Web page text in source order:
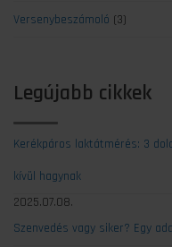
Versenybeszámoló (3)
Legújabb cikkek
Kerékpáros laktátmérés: 3
kívül hagynak
2025.07.08.
Szenvedés vagy siker? Egy